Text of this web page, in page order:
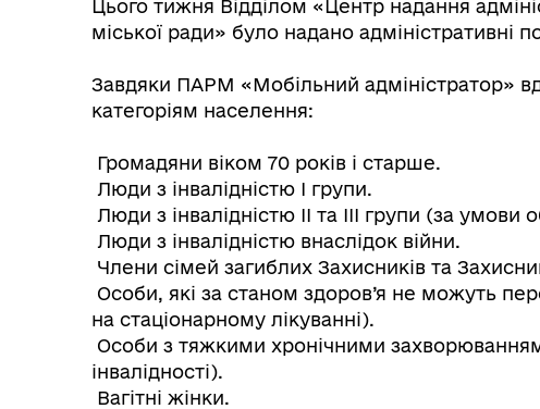
Трансляції
Графіки прийому громадян
Гендерна
Цього тижня Відділом «Центр надання
міської ради» було надано адміністративні
Завдяки ПАРМ «Мобільний адміністратор»
категоріям населення:
Громадяни віком 70 років і старше.
Люди з інвалідністю І групи.
Люди з інвалідністю ІІ та ІІІ групи (за
Люди з інвалідністю внаслідок війни.
Члени сімей загиблих Захисників та
Особи, які за станом здоров’я не можуть
на стаціонарному лікуванні).
Особи з тяжкими хронічними
інвалідності).
Вагітні жінки.